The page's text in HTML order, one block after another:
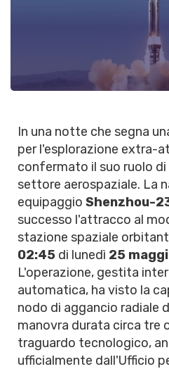
In una notte che segna
per l'esplorazione extra-
confermato il suo ruolo di
settore aerospaziale. La
equipaggio Shenzhou-
successo l'attracco al
stazione spaziale
02:45 di lunedì 25
L'operazione, gestita
automatica, ha visto la
nodo di aggancio radiale
manovra durata circa tre
traguardo tecnologico,
ufficialmente dall'Ufficio